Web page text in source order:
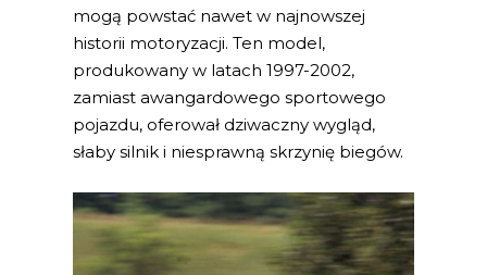
mogą powstać nawet w najnowszej
historii motoryzacji. Ten model,
produkowany w latach 1997-2002,
zamiast awangardowego sportowego
pojazdu, oferował dziwaczny wygląd,
słaby silnik i niesprawną skrzynię biegów.